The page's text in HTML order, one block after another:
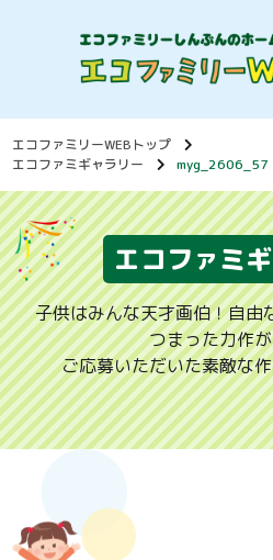
エコファミリーWEBトップ
エコファミギャラリー
myg_2606_57
エコファミ
子供はみんな天才画伯！自由
つまった力作
ご応募いただいた素敵な